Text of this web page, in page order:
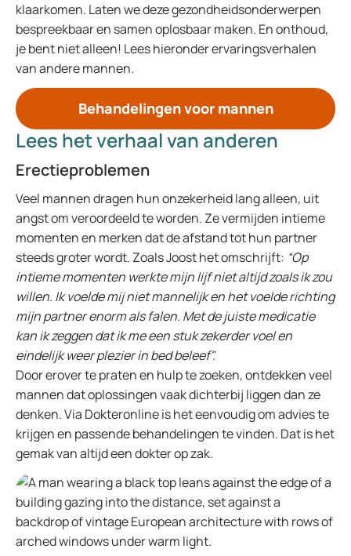
klaarkomen. Laten we deze gezondheidsonderwerpen
bespreekbaar en samen oplosbaar maken. En onthoud,
je bent niet alleen! Lees hieronder ervaringsverhalen
van andere mannen.
Behandelingen voor mannen
Lees het verhaal van anderen
Erectieproblemen
Veel mannen dragen hun onzekerheid lang alleen, uit
angst om veroordeeld te worden. Ze vermijden intieme
momenten en merken dat de afstand tot hun partner
steeds groter wordt. Zoals Joost het omschrijft: “Op
intieme momenten werkte mijn lijf niet altijd zoals ik zou
willen. Ik voelde mij niet mannelijk en het voelde richting
mijn partner enorm als falen. Met de juiste medicatie
kan ik zeggen dat ik me een stuk zekerder voel en
eindelijk weer plezier in bed beleef".
Door erover te praten en hulp te zoeken, ontdekken veel
mannen dat oplossingen vaak dichterbij liggen dan ze
denken. Via Dokteronline is het eenvoudig om advies te
krijgen en passende behandelingen te vinden. Dat is het
gemak van altijd een dokter op zak.